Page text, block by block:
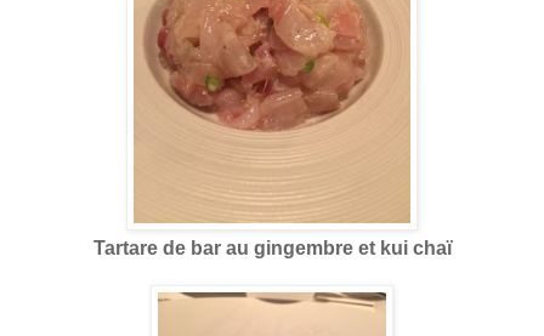
Tartare de bar au gingembre et kui chaï